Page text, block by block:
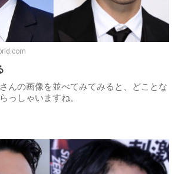
んの画像を並べてみてみると、どことな
っしゃいますね。